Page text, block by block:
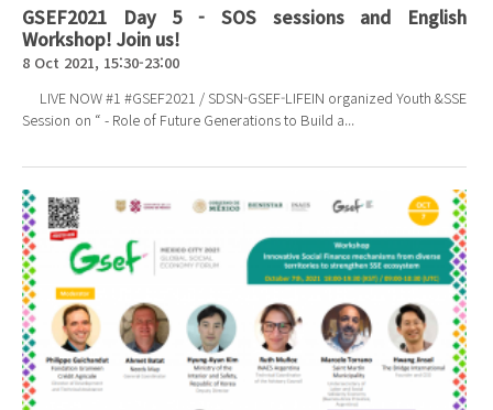
GSEF2021 Day 5 - SOS sessions and English
Workshop! Join us!
8 Oct 2021, 15:30-23:00
LIVE NOW #1 #GSEF2021 / SDSN-GSEF-LIFEIN organized Youth &SSE
Session on “ - Role of Future Generations to Build a...